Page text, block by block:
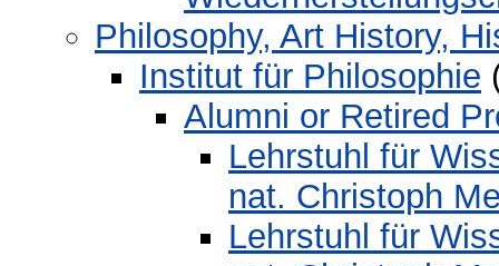
Philosophy, Art History,
Institut für Philosophie
Alumni or Retired
Lehrstuhl für
nat. Christoph
Lehrstuhl für